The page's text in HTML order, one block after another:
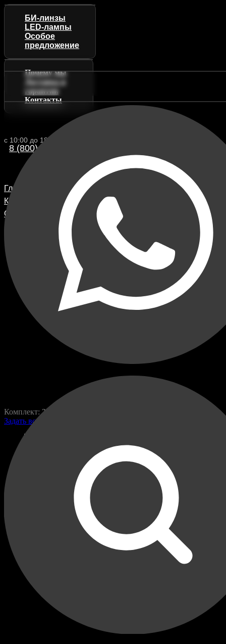
с 10:00 до 18:00 (МСК)
8 (800) 222 88-13
Главная
Каталог
О компании
БИ-линзы
LED-лампы
Особое
предложение
Почему мы
Доставка и
гарантии
Контакты
Переходные рамки для Kia
Carens 2006-2013
Комплект:2 шт.
Задать вопрос по товару
ТК CDEK и Яндекс Маркет
Бренд: Carens